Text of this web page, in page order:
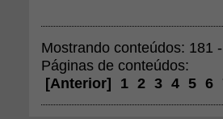
Mostrando conteúdos: 181
Páginas de conteúdos:
[Anterior] 1 2 3 4 5 6